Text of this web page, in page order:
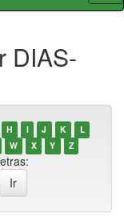
DIAS-
H I J K
L
W X Y Z